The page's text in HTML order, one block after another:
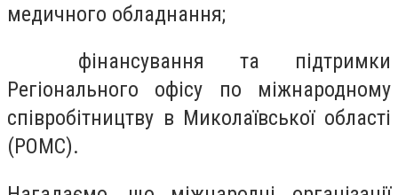
медичного обладнання;
фінансування та підтримки
Регіонального офісу по міжнародному
співробітництву в Миколаївської області
(РОМС).